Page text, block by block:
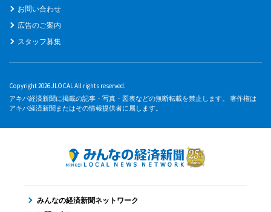
お問い合わせ
広告のご案内
スタッフ募集
Copyright 2026 JLOCAL All rights reserved.
アキバ経済新聞に掲載の記事・写真・図表などの無断転載を禁止します。 著作権は
アキバ経済新聞またはその情報提供者に属します。
みんなの経済新聞ネットワーク